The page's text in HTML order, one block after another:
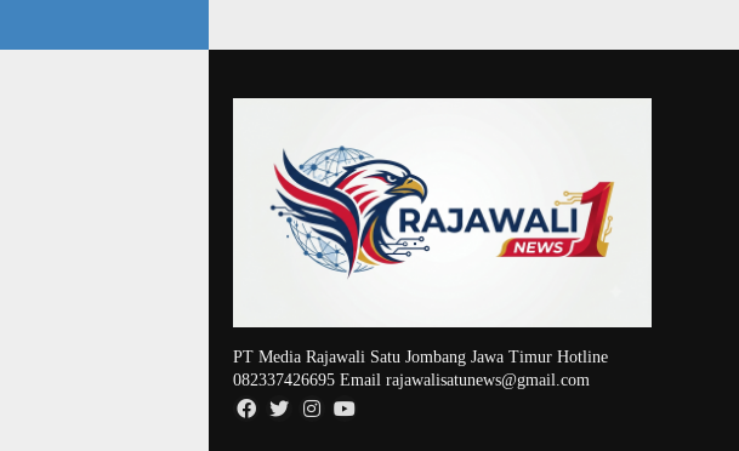
PT Media Rajawali Satu Jombang Jawa Timur Hotline
082337426695 Email rajawalisatunews@gmail.com